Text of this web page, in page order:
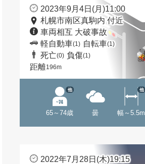
2023年9月4日(月)11:00
札幌市南区真駒内 付近
車両相互 大破事故
軽自動車(1) 自転車(1)
死亡(0) 負傷(1)
距離196m
65～74歳
他
曇 幅～5.5m
他
2022年7月28日(木)19:15